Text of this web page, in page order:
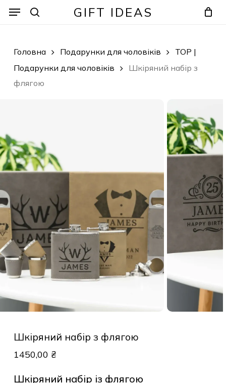
GIFT IDEAS
Menu
Головна Подарунки для чоловіків
TOP |
Подарунки для чоловіків
Шкіряний набір з
флягою
Шкіряний набір з флягою
1450,00 ₴
Шкіряний набір із флягою
Menu